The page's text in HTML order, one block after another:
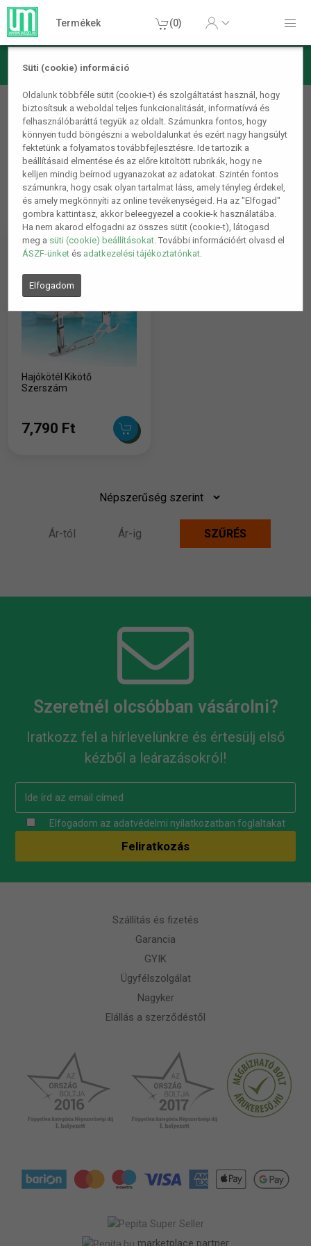
Süti (cookie) információ
Oldalunk többféle sütit (cookie-t) és szolgáltatást használ, hogy
biztosítsuk a weboldal teljes funkcionalitását, informatívvá és
felhasználóbaráttá tegyük az oldalt. Számunkra fontos, hogy
könnyen tudd böngészni a weboldalunkat és ezért nagy hangsúlyt
fektetünk a folyamatos továbbfejlesztésre. Ide tartozik a
beállításaid elmentése és az előre kitöltött rubrikák, hogy ne
kelljen mindig beírnod ugyanazokat az adatokat. Szintén fontos
számunkra, hogy csak olyan tartalmat láss, amely tényleg érdekel,
és amely megkönnyíti az online tevékenységeid. Ha az "Elfogad"
gombra kattintasz, akkor beleegyezel a cookie-k használatába.
Ha nem akarod elfogadni az összes sütit (cookie-t), látogasd
meg a süti (cookie) beállításokat. További információért olvasd el
ÁSZF-ünket és adatkezelési tájékoztatónkat.
Elfogadom
Termékek (0)
Játék, Party kellékek
Játék szerszámok
Hajókötél Kikötő
Szerszám
7,790 Ft
Szeretnél olcsóbban vásárolni?
Iratkozz fel a hírlevelünkre és értesülj első
kézből a leárazásokról!
Elfogadom az adatvédelmi nyilatkozatban foglaltakat
Szállítás és fizetés
Garancia
GYIK
Ügyfélszolgálat
Nagyker
Elállás a szerződéstől
marketplace partner